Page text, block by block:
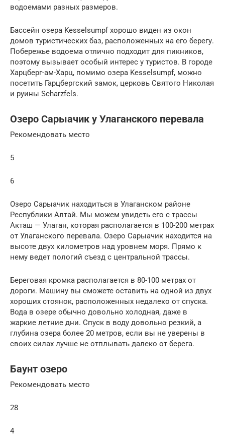
водоемами разных размеров.
Бассейн озера Kesselsumpf хорошо виден из окон
домов туристических баз, расположенных на его берегу.
Побережье водоема отлично подходит для пикников,
поэтому вызывает особый интерес у туристов. В городе
Харцберг-ам-Харц, помимо озера Kesselsumpf, можно
посетить Гарцбергский замок, церковь Святого Николая
и руины Scharzfels.
Озеро Сарыачик у Улаганского перевала
Рекомендовать место
5
6
Озеро Сарыачик находиться в Улаганском районе
Республики Алтай. Мы можем увидеть его с трассы
Акташ — Улаган, которая располагается в 100-200 метрах
от Улаганского перевала. Озеро Сарыачик находится на
высоте двух километров над уровнем моря. Прямо к
нему ведет пологий съезд с центральной трассы.
Береговая кромка располагается в 80-100 метрах от
дороги. Машину вы сможете оставить на одной из двух
хороших стоянок, расположенных недалеко от спуска.
Вода в озере обычно довольно холодная, даже в
жаркие летние дни. Спуск в воду довольно резкий, а
глубина озера более 20 метров, если вы не уверены в
своих силах лучше не отплывать далеко от берега.
Баунт озеро
Рекомендовать место
28
4